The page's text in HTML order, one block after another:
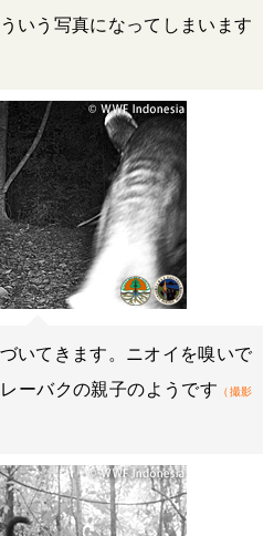
いう写真になってしまいます
いてきます。ニオイを嗅いで
ーバクの親子のようです
（撮影